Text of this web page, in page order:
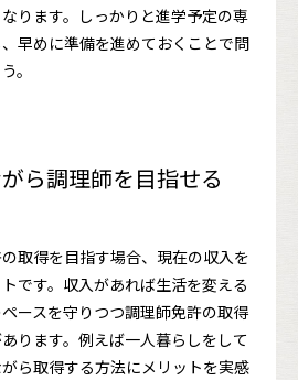
ります。しっかりと進学予定の専
早めに準備を進めておくことで問
。
ら調理師を目指せる
取得を目指す場合、現在の収入を
です。収入があれば生活を変える
ースを守りつつ調理師免許の取得
ります。例えば一人暮らしをして
ら取得する方法にメリットを実感